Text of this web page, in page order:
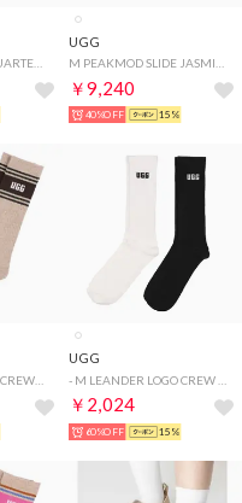
UGG
￥9,240
40%OFF 15%
UGG
￥2,024
60%OFF 15%